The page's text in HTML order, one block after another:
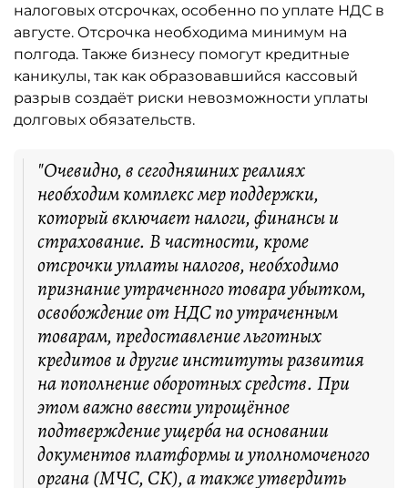
налоговых отсрочках, особенно по уплате НДС в
августе. Отсрочка необходима минимум на
полгода. Также бизнесу помогут кредитные
каникулы, так как образовавшийся кассовый
разрыв создаёт риски невозможности уплаты
долговых обязательств.
"Очевидно, в сегодняшних реалиях
необходим комплекс мер поддержки,
который включает налоги, финансы и
страхование. В частности, кроме
отсрочки уплаты налогов, необходимо
признание утраченного товара убытком,
освобождение от НДС по утраченным
товарам, предоставление льготных
кредитов и другие институты развития
на пополнение оборотных средств. При
этом важно ввести упрощённое
подтверждение ущерба на основании
документов платформы и уполномоченого
органа (МЧС, СК), а также утвердить